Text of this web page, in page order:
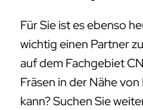
Für Sie ist es ebenso
wichtig einen Partner
auf dem Fachgebiet
Fräsen in der Nähe
kann? Suchen Sie